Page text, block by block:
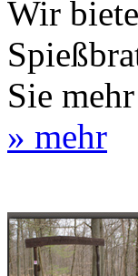
Wir
Sie
» mehr